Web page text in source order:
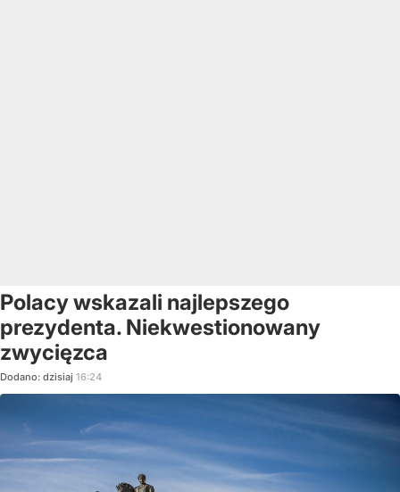
Polacy wskazali najlepszego
prezydenta. Niekwestionowany
zwycięzca
Dodano: dzisiaj 16:24